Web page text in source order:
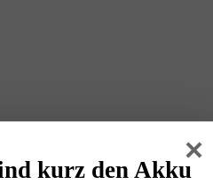
×
kurz den Akku